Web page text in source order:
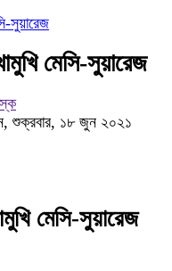
সুয়ারেজ
মেসি-সুয়ারেজ
শুক্রবার, ১৮ জুন ২০২১
মেসি-সুয়ারেজ